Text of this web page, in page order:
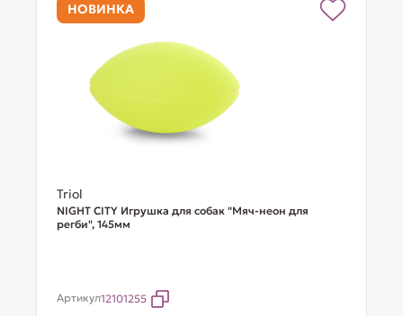
НОВИНКА
Triol
NIGHT CITY Игрушка для собак "Мяч-неон для
регби", 145мм
Артикул12101255